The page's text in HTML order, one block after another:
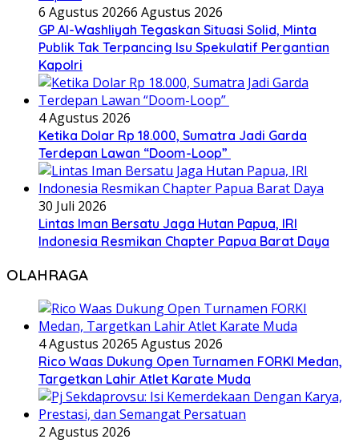
6 Agustus 20266 Agustus 2026
GP Al-Washliyah Tegaskan Situasi Solid, Minta
Publik Tak Terpancing Isu Spekulatif Pergantian
Kapolri
4 Agustus 2026
Ketika Dolar Rp 18.000, Sumatra Jadi Garda
Terdepan Lawan “Doom-Loop”
30 Juli 2026
Lintas Iman Bersatu Jaga Hutan Papua, IRI
Indonesia Resmikan Chapter Papua Barat Daya
OLAHRAGA
4 Agustus 20265 Agustus 2026
Rico Waas Dukung Open Turnamen FORKI Medan,
Targetkan Lahir Atlet Karate Muda
2 Agustus 2026